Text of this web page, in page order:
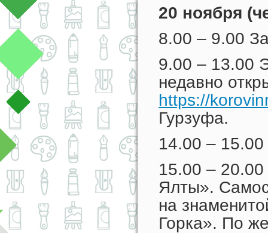
20 ноября
8.00 – 9.00
9.00 – 13.00
недавно
https://
Гурзуфа.
14.00 –
15.00 –
Ялты».
на
Горка». По